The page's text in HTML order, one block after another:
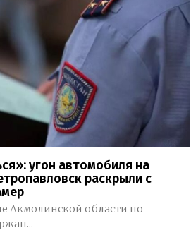
угон автомобиля на
раскрыли с
Акмолинской области по